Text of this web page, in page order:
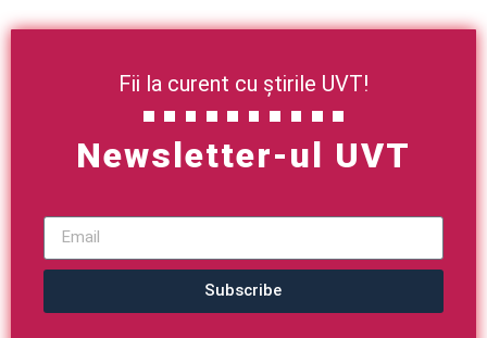
Fii la curent cu știrile UVT!
Newsletter-ul UVT
Subscribe